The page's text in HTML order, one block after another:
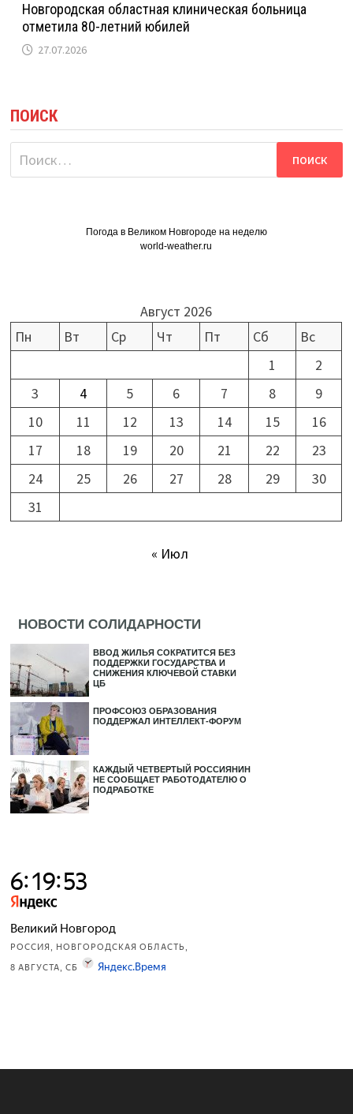
Новгородская областная клиническая больница
отметила 80-летний юбилей
27.07.2026
ПОИСК
Найти:
Погода в Великом Новгороде на неделю
world-weather.ru
Август 2026
Пн
Вт Ср Чт Пт Сб
Вс
1
2
3
4 5 6 7 8
9
10
11 12 13 14 15
16
17
18 19 20 21 22
23
24
25 26 27 28 29
30
31
« Июл
НОВОСТИ СОЛИДАРНОСТИ
ВВОД ЖИЛЬЯ СОКРАТИТСЯ БЕЗ
ПОДДЕРЖКИ ГОСУДАРСТВА И
СНИЖЕНИЯ КЛЮЧЕВОЙ СТАВКИ
ЦБ
ПРОФСОЮЗ ОБРАЗОВАНИЯ
ПОДДЕРЖАЛ ИНТЕЛЛЕКТ-ФОРУМ
КАЖДЫЙ ЧЕТВЕРТЫЙ РОССИЯНИН
НЕ СООБЩАЕТ РАБОТОДАТЕЛЮ О
ПОДРАБОТКЕ